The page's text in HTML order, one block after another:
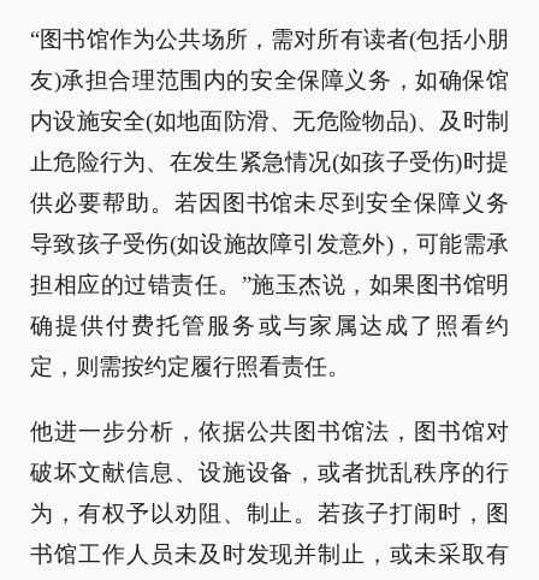
“图书馆作为公共场所，需对所有读者(包括小朋
友)承担合理范围内的安全保障义务，如确保馆
内设施安全(如地面防滑、无危险物品)、及时制
止危险行为、在发生紧急情况(如孩子受伤)时提
供必要帮助。若因图书馆未尽到安全保障义务
导致孩子受伤(如设施故障引发意外)，可能需承
担相应的过错责任。”施玉杰说，如果图书馆明
确提供付费托管服务或与家属达成了照看约
定，则需按约定履行照看责任。
他进一步分析，依据公共图书馆法，图书馆对
破坏文献信息、设施设备，或者扰乱秩序的行
为，有权予以劝阻、制止。若孩子打闹时，图
书馆工作人员未及时发现并制止，或未采取有